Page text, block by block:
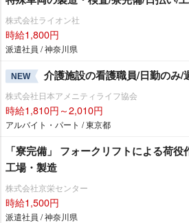
株式会社ライオン社
時給1,800円
派遣社員 / 神奈川県
NEW 介護施設の看護職員/日勤のみ/
株式会社日本アメニティライフ協会
時給1,810円～2,010円
アルバイト・パート / 東京都
「寮完備」 フォークリフトによる荷
工場・製造
株式会社京栄センター
時給1,500円
派遣社員 / 神奈川県